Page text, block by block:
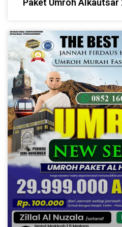
Paket Umroh Alkautsar